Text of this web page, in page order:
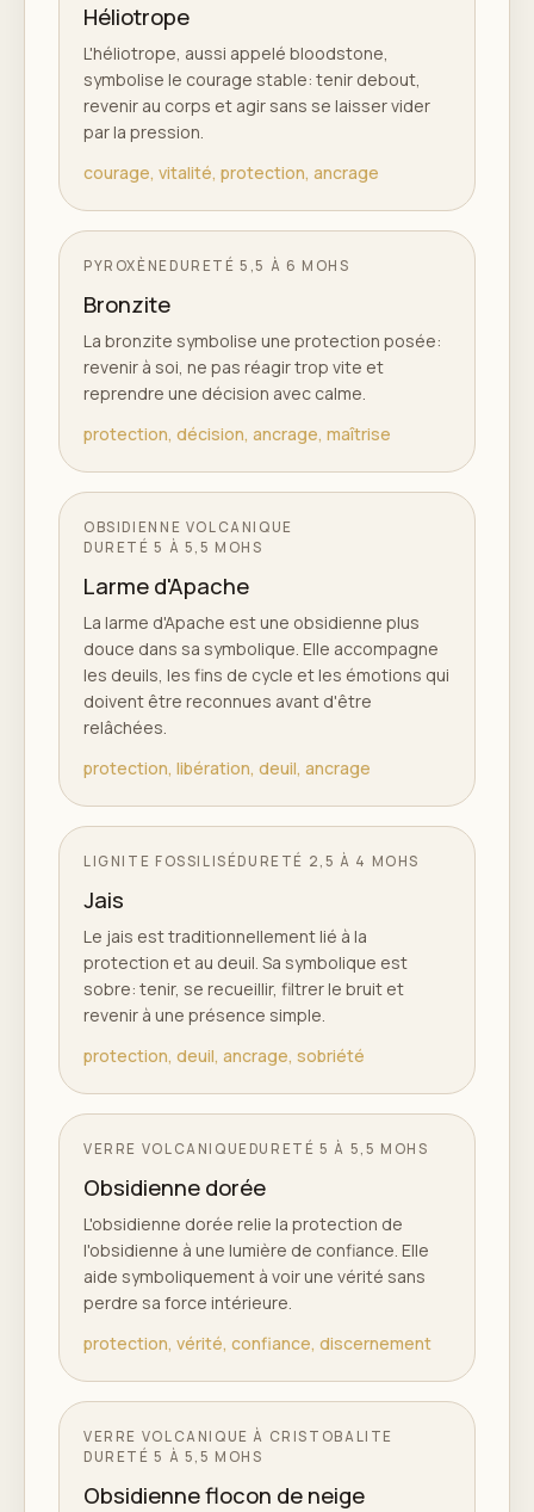
Héliotrope
L'héliotrope, aussi appelé bloodstone,
symbolise le courage stable: tenir debout,
revenir au corps et agir sans se laisser vider
par la pression.
courage, vitalité, protection, ancrage
PYROXÈNE DURETÉ 5,5 À 6 MOHS
Bronzite
La bronzite symbolise une protection posée:
revenir à soi, ne pas réagir trop vite et
reprendre une décision avec calme.
protection, décision, ancrage, maîtrise
OBSIDIENNE VOLCANIQUE
DURETÉ 5 À 5,5 MOHS
Larme d'Apache
La larme d'Apache est une obsidienne plus
douce dans sa symbolique. Elle accompagne
les deuils, les fins de cycle et les émotions qui
doivent être reconnues avant d'être
relâchées.
protection, libération, deuil, ancrage
LIGNITE FOSSILISÉDURETÉ 2,5 À 4 MOHS
Jais
Le jais est traditionnellement lié à la
protection et au deuil. Sa symbolique est
sobre: tenir, se recueillir, filtrer le bruit et
revenir à une présence simple.
protection, deuil, ancrage, sobriété
VERRE VOLCANIQUE DURETÉ 5 À 5,5 MOHS
Obsidienne dorée
L'obsidienne dorée relie la protection de
l'obsidienne à une lumière de confiance. Elle
aide symboliquement à voir une vérité sans
perdre sa force intérieure.
protection, vérité, confiance, discernement
VERRE VOLCANIQUE À CRISTOBALITE
DURETÉ 5 À 5,5 MOHS
Obsidienne flocon de neige